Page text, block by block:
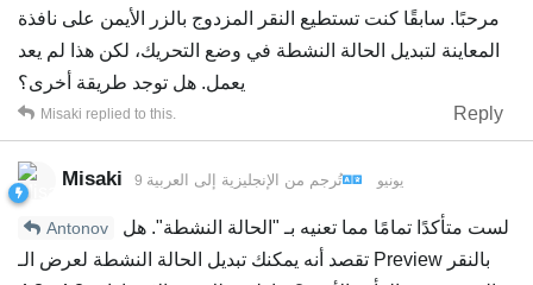
مرحبًا. سابقًا كنت تستطيع النقر المزدوج بالزر الأيمن على نافذة
المعاينة لتبديل الحالة النشطة في وضع التحريك، لكن هذا لم يعد
يعمل. هل توجد طريقة أخرى؟
Reply
Misaki replied to this.
Misaki 9 يونيو تُرجم من الإنجليزية إلى العربية
Antonov
تقصد أنه يمكنك تبديل الحالة النشطة لعرض الـ Preview بالنقر